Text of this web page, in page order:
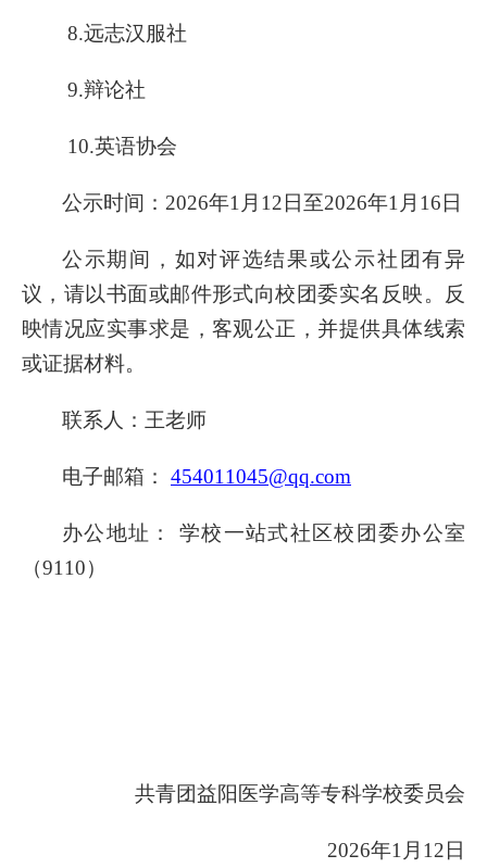
8.远志汉服社
9.辩论社
10.英语协会
公示时间： 2026年1 月 12 日至2026年1 月 16 日
公示期间，如对评选结果或公示社团有异
议，请以书面或邮件形式向校团委实名反映。反
映情况应实事求是，客观公正，并提供具体线索
或证据材料。
联系人： 王老师
电子邮箱： 454011045@qq.com
办公地址： 学校一站式社区校团委办公室
（9110）
共青团益阳医学高等专科学校委员会
2026年1 月 12 日